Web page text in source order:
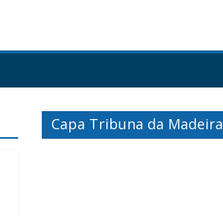
Capa Tribuna da Madeira